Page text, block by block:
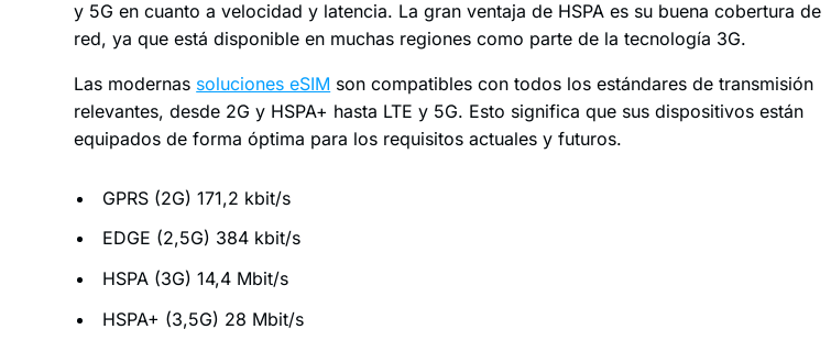
y 5G en cuanto a velocidad y latencia. La gran ventaja de HSPA es su buena cobertura de
red, ya que está disponible en muchas regiones como parte de la tecnología 3G.
Las modernas soluciones eSIM son compatibles con todos los estándares de transmisión
relevantes, desde 2G y HSPA+ hasta LTE y 5G. Esto significa que sus dispositivos están
equipados de forma óptima para los requisitos actuales y futuros.
GPRS (2G) 171,2 kbit/s
EDGE (2,5G) 384 kbit/s
HSPA (3G) 14,4 Mbit/s
HSPA+ (3,5G) 28 Mbit/s